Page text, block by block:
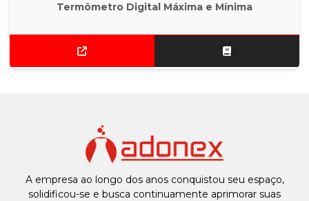
Termômetro Digital Máxima e Mínima
A empresa ao longo dos anos conquistou seu espaço,
solidificou-se e busca continuamente aprimorar suas